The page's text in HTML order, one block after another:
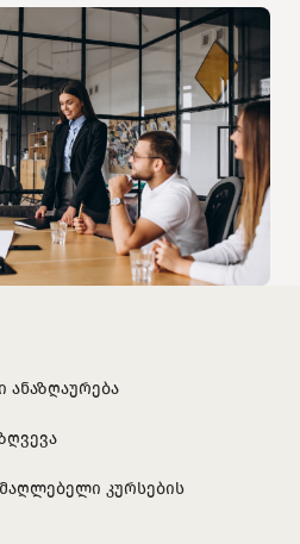
ანაზღაურება
კურსების